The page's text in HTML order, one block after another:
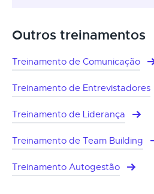
Outros treinamentos
Treinamento de Comunicação
Treinamento de Entrevistadores
Treinamento de Liderança
Treinamento de Team Building
Treinamento Autogestão